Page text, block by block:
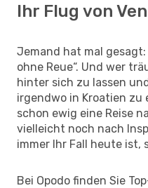
Ihr Flug von
Jemand hat mal gesagt:
ohne Reue“. Und wer
hinter sich zu lassen
irgendwo in Kroatien zu
schon ewig eine Reise
vielleicht noch nach
immer Ihr Fall heute ist,
Bei Opodo finden Sie